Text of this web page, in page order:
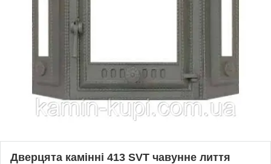
Дверцята камінні 413 SVT чавунне лиття